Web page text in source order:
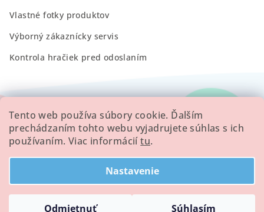
Tento web používa súbory cookie. Ďalším
prechádzaním tohto webu vyjadrujete súhlas s ich
používaním. Viac informáciítu.
Nastavenie
Odmietnuť Súhlasím
Vlastné fotky produktov
Výborný zákaznícky servis
Kontrola hračiek pred odoslaním
RECENZIE
Všetky hodnotenie obchodu
Copyright 2026Minilove. Všetky práva vyhradené.